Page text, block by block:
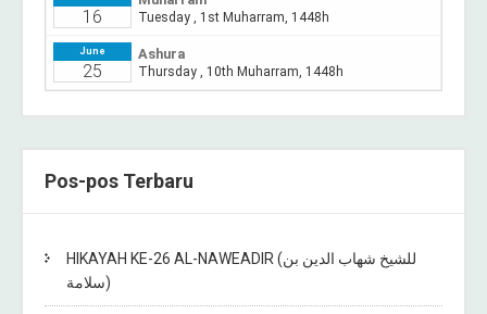
Pos-pos Terbaru
HIKAYAH KE-26 AL-NAWEADIR (للشيخ شهاب الدين بن
سلامة)